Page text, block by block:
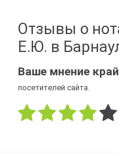
Отзывы о
Е.Ю. в
Ваше мнение
посетителей сайта.